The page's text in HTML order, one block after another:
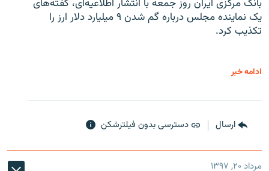
بانک مرکزی ایران روز جمعه با انتشار اطلاعیه‌ای، گفته‌های
یک نماینده مجلس درباره گم شدن ۹ میلیارد دلار ارز را
تکذیب کرد.
ادامه خبر
ارسال دسترسی بدون فیلترشکن
مرداد ۲۰, ۱۳۹۷